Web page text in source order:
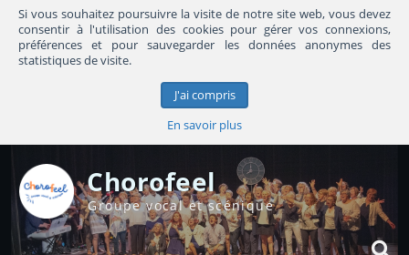
Si vous souhaitez poursuivre la visite de notre site web, vous devez
consentir à l'utilisation des cookies pour gérer vos connexions,
préférences et pour sauvegarder les données anonymes des
statistiques de visite.
J'ai compris
En savoir plus
Chorofeel
Groupe vocal et scénique